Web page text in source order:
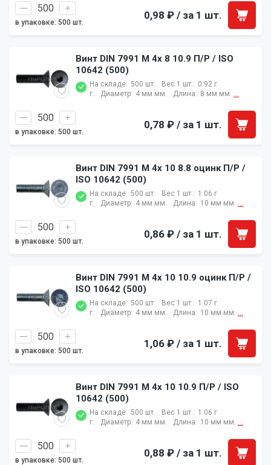
в упаковке: 500 шт.
0,98 ₽ / за 1 шт.
Винт DIN 7991 M 4x 8 10.9 П/Р / ISO
10642 (500)
На складе: 500 шт. Вес 1 шт.: 0.92 г
г.
Диаметр: 4 мм мм. Длина: 8 мм мм. ...
в упаковке: 500 шт.
0,78 ₽ / за 1 шт.
Винт DIN 7991 M 4x 10 8.8 оцинк П/Р /
ISO 10642 (500)
На складе: 500 шт. Вес 1 шт.: 1.06 г
г.
Диаметр: 4 мм мм. Длина: 10 мм мм. ...
в упаковке: 500 шт.
0,86 ₽ / за 1 шт.
Винт DIN 7991 M 4x 10 10.9 оцинк П/Р /
ISO 10642 (500)
На складе: 500 шт. Вес 1 шт.: 1.07 г
г.
Диаметр: 4 мм мм. Длина: 10 мм мм. ...
в упаковке: 500 шт.
1,06 ₽ / за 1 шт.
Винт DIN 7991 M 4x 10 10.9 П/Р / ISO
10642 (500)
На складе: 500 шт. Вес 1 шт.: 1.06 г
г.
Диаметр: 4 мм мм. Длина: 10 мм мм. ...
в упаковке: 500 шт.
0,88 ₽ / за 1 шт.